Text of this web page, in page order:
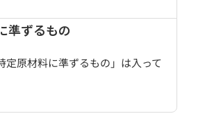
準ずるもの
定原材料に準ずるもの 」 は入って